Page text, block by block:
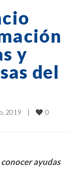
y
del
2019 | 0
ayudas